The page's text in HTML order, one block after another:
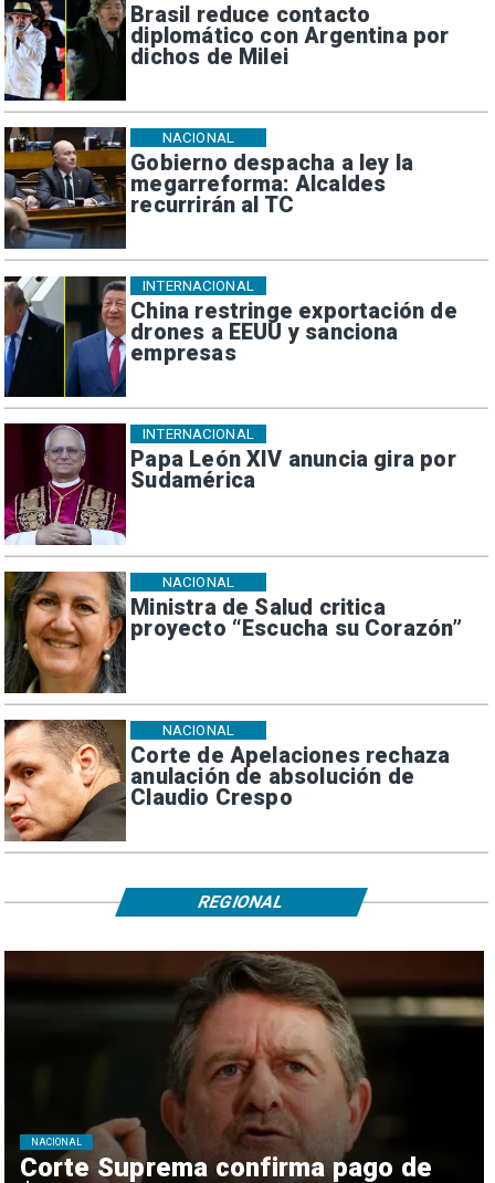
Brasil reduce contacto
diplomático con Argentina por
dichos de Milei
Gobierno despacha a ley la
megarreforma: Alcaldes
recurrirán al TC
NACIONAL
China restringe exportación de
drones a EEUU y sanciona
empresas
INTERNACIONAL
Papa León XIV anuncia gira por
Sudamérica
INTERNACIONAL
Ministra de Salud critica
proyecto “Escucha su Corazón”
NACIONAL
Corte de Apelaciones rechaza
anulación de absolución de
Claudio Crespo
NACIONAL
Corte Suprema confirma pago de
NACIONAL
REGIONAL